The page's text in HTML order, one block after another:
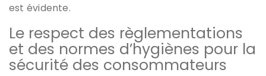
est évidente.
Le respect des règlementations
et des normes d’hygiènes pour la
sécurité des consommateurs